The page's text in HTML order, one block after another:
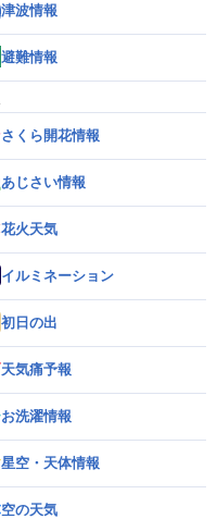
津波情報
避難情報
さくら開花情報
あじさい情報
花火天気
イルミネーション
初日の出
天気痛予報
お洗濯情報
星空・天体情報
空の天気